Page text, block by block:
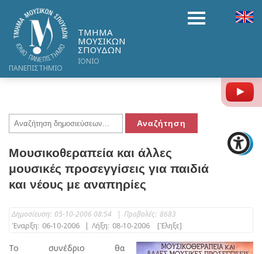
ΤΜΗΜΑ
ΜΟΥΣΙΚΩΝ
ΣΠΟΥΔΩΝ
ΙΟΝΙΟ
ΠΑΝΕΠΙΣΤΗΜΙΟ
Μουσικοθεραπεία και άλλες
μουσικές προσεγγίσεις για παιδιά
και νέους με αναπηρίες
Δημοσίευση: 05-10-2006 08:54 | Προβολές: 8683
Έναρξη: 06-10-2006 | Λήξη: 08-10-2006 [Έληξε]
Το συνέδριο θα